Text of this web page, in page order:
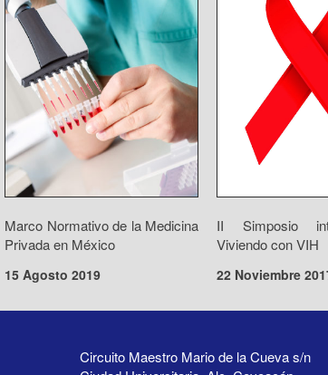
Marco Normativo de la Medicina
Privada en México
15 Agosto 2019
II Simposio
Viviendo con VIH
22 Noviembre
Circuito Maestro Mario de la Cueva s/n